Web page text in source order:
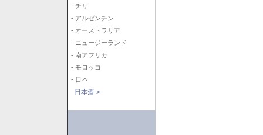
- チリ
- アルゼンチン
- オーストラリア
- ニュージーランド
- 南アフリカ
- モロッコ
- 日本
日本酒->